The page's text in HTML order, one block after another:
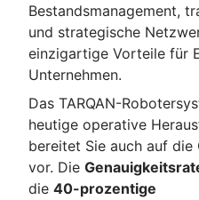
Bestandsmanagement,
und strategische
einzigartige Vorteile für
Unternehmen.
Das TARQAN-
heutige operative
bereitet Sie auch auf die
vor. Die
die 40-prozentige